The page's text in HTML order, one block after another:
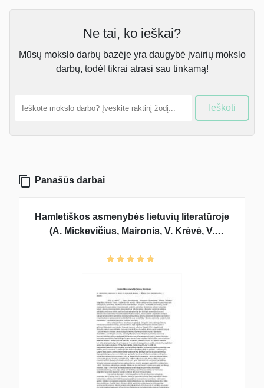
Ne tai, ko ieškai?
Mūsų mokslo darbų bazėje yra daugybė įvairių mokslo
darbų, todėl tikrai atrasi sau tinkamą!
Ieškoti
Panašūs darbai
Hamletiškos asmenybės lietuvių literatūroje
(A. Mickevičius, Maironis, V. Krėvė, V.
Marcinkevičius, J. Aputis)